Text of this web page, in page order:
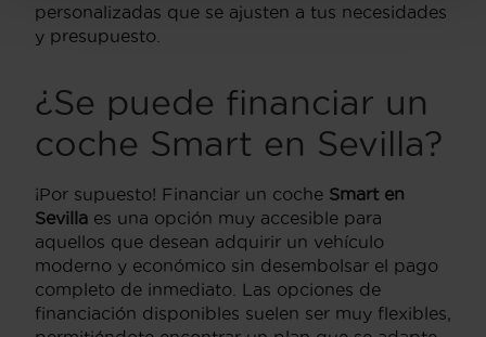
personalizadas que se ajusten a tus necesidades
y presupuesto.
¿Se puede financiar un
coche Smart en Sevilla?
¡Por supuesto! Financiar un coche Smart en
Sevilla es una opción muy accesible para
aquellos que desean adquirir un vehículo
moderno y económico sin desembolsar el pago
completo de inmediato. Las opciones de
financiación disponibles suelen ser muy flexibles,